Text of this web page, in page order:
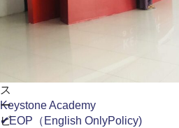
ス
ー
ビ
Keystone Academy
✔EOP（English OnlyPolicy)